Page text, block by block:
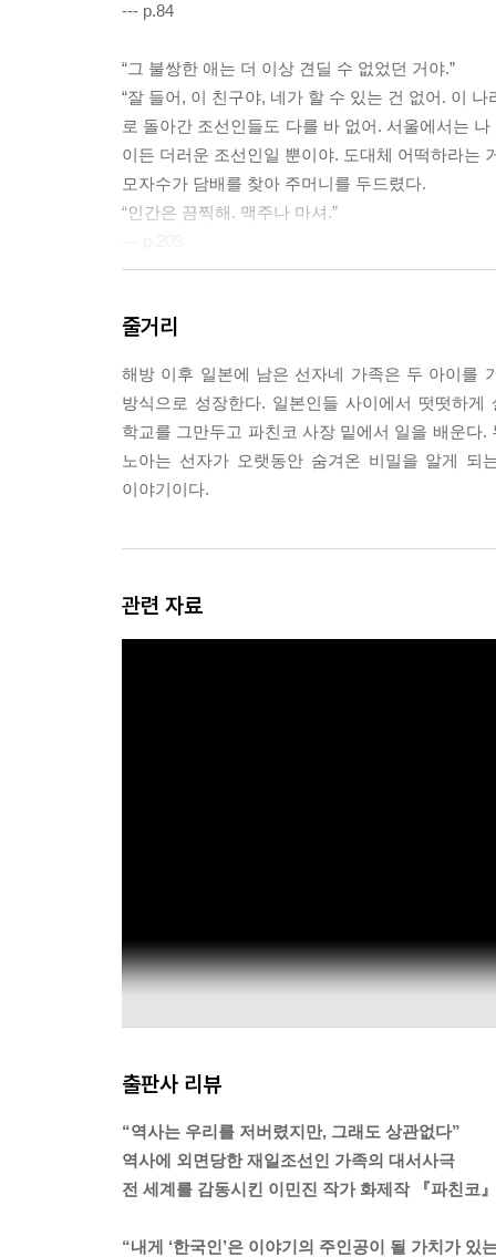
--- p.84
“그 불쌍한 애는 더 이상 견딜 수 없었던 거야.”
“잘 들어, 이 친구야, 네가 할 수 있는 건 없어. 이
로 돌아간 조선인들도 다를 바 없어. 서울에서는
이든 더러운 조선인일 뿐이야. 도대체 어떡하라는
모자수가 담배를 찾아 주머니를 두드렸다.
“인간은 끔찍해. 맥주나 마셔.”
을 들게 했고, 모자수는 성인 남녀들이 돈을 따려
은 자신이 행운아일 거라는 희망을 품고 게임을
패했다. 아이들에게 희망을 가지라고, 이길지 모
임이지만, 인생은 그렇지 않았다.
--- pp.253~254
것은 없을까? 선자는 노아에게 더 나은 삶을 주려
아들에게 가르쳤어야 했을까? 결국 노아는 자신
줄거리
해방 이후 일본에 남은 선자네 가족은 두 아이를
방식으로 성장한다. 일본인들 사이에서 떳떳하
학교를 그만두고 파친코 사장 밑에서 일을 배운다
노아는 선자가 오랫동안 숨겨온 비밀을 알게
이야기이다.
관련 자료
출판사 리뷰
“역사는 우리를 저버렸지만, 그래도 상관없다”
역사에 외면당한 재일조선인 가족의 대서사극
전 세계를 감동시킨 이민진 작가 화제작 『파친코
“내게 ‘한국인’은 이야기의 주인공이 될 가치가 있